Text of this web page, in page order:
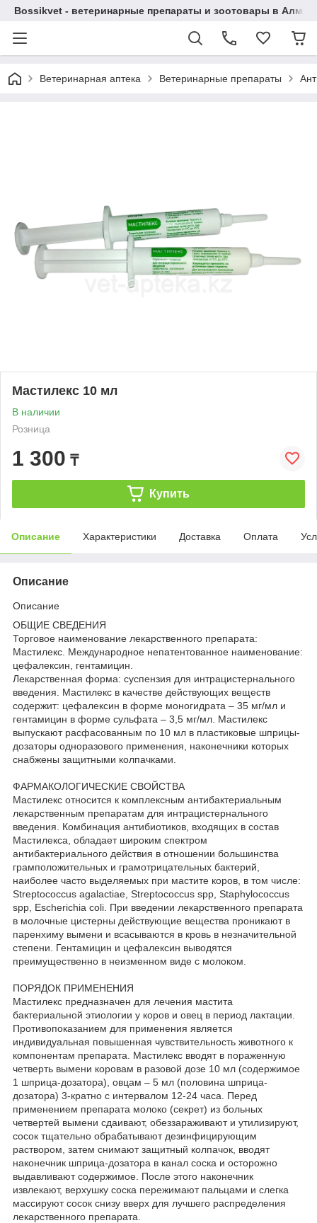
Bossikvet - ветеринарные препараты и зоотовары в
Ветеринарная аптека Ветеринарные препараты
Мастилекс 10 мл
В наличии
Розница
1 300 ₸
Купить
Описание Характеристики Доставка Оплата
Описание
Описание
ОБЩИЕ СВЕДЕНИЯ
Торговое наименование лекарственного препарата:
Мастилекс. Международное непатентованное наименование:
цефалексин, гентамицин.
Лекарственная форма: суспензия для интрацистернального
введения. Мастилекс в качестве действующих веществ
содержит: цефалексин в форме моногидрата – 35 мг/мл и
гентамицин в форме сульфата – 3,5 мг/мл. Мастилекс
выпускают расфасованным по 10 мл в пластиковые шприцы-
дозаторы одноразового применения, наконечники которых
снабжены защитными колпачками.
ФАРМАКОЛОГИЧЕСКИЕ СВОЙСТВА
Маcтилекс относится к комплексным антибактериальным
лекарственным препаратам для интрацистернального
введения. Комбинация антибиотиков, входящих в состав
Мастилекса, обладает широким спектром
антибактериального действия в отношении большинства
грамположительных и грамотрицательных бактерий,
наиболее часто выделяемых при мастите коров, в том числе:
Streptococcus agalactiae, Streptococcus spp, Staphylococcus
spp, Escherichia coli. При введении лекарственного препарата
в молочные цистерны действующие вещества проникают в
паренхиму вымени и всасываются в кровь в незначительной
степени. Гентамицин и цефалексин выводятся
преимущественно в неизменном виде с молоком.
ПОРЯДОК ПРИМЕНЕНИЯ
Мастилекс предназначен для лечения мастита
бактериальной этиологии у коров и овец в период лактации.
Противопоказанием для применения является
индивидуальная повышенная чувствительность животного к
компонентам препарата. Мастилекс вводят в пораженную
четверть вымени коровам в разовой дозе 10 мл (содержимое
1 шприца-дозатора), овцам – 5 мл (половина шприца-
дозатора) 3-кратно с интервалом 12-24 часа. Перед
применением препарата молоко (секрет) из больных
четвертей вымени сдаивают, обеззараживают и утилизируют,
сосок тщательно обрабатывают дезинфицирующим
раствором, затем снимают защитный колпачок, вводят
наконечник шприца-дозатора в канал соска и осторожно
выдавливают содержимое. После этого наконечник
извлекают, верхушку соска пережимают пальцами и слегка
массируют сосок снизу вверх для лучшего распределения
лекарственного препарата.